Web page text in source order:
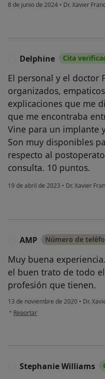
8 de junio de 2024 • Dr. Xavier
Delphine Cita
El personal y el doctor
organizados,
explicaciones que me
que me encontraba
Vine para un implante
Son muy disponibles
respecto al
consulta. 10 puntos.
19 de abril de 2023 • Dr. Xavier
AMP Número de
Muy buena
el buen trato de todo
profesión que tienen.
13 de noviembre de 2020 • Dr.
• en opinión del usuario AMP
Reportar
Stephanie Williams